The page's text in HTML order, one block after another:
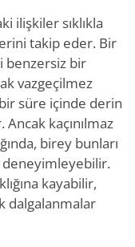
ilişkiler sıklıkla
takip eder. Bir
benzersiz bir
vazgeçilmez
süre içinde derin
kaçınılmaz
birey bunları
deneyimleyebilir.
kayabilir,
dalgalanmalar